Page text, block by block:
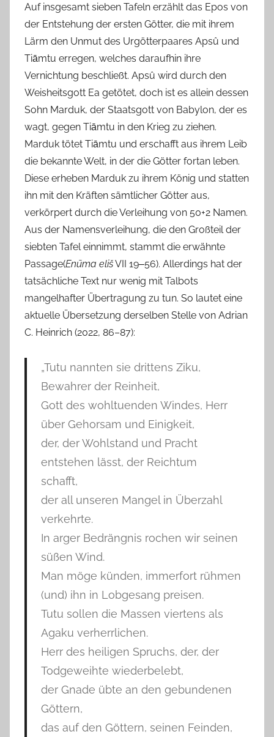
Auf insgesamt sieben Tafeln erzählt das Epos von
der Entstehung der ersten Götter, die mit ihrem
Lärm den Unmut des Urgötterpaares Apsû und
Tiāmtu erregen, welches daraufhin ihre
Vernichtung beschließt. Apsû wird durch den
Weisheitsgott Ea getötet, doch ist es allein dessen
Sohn Marduk, der Staatsgott von Babylon, der es
wagt, gegen Tiāmtu in den Krieg zu ziehen.
Marduk tötet Tiāmtu und erschafft aus ihrem Leib
die bekannte Welt, in der die Götter fortan leben.
Diese erheben Marduk zu ihrem König und statten
ihn mit den Kräften sämtlicher Götter aus,
verkörpert durch die Verleihung von 50+2 Namen.
Aus der Namensverleihung, die den Großteil der
siebten Tafel einnimmt, stammt die erwähnte
Passage(Enūma elišVII 19‒56). Allerdings hat der
tatsächliche Text nur wenig mit Talbots
mangelhafter Übertragung zu tun. So lautet eine
aktuelle Übersetzung derselben Stelle von Adrian
C. Heinrich (2022, 86–87):
„Tutu nannten sie drittens Ziku,
Bewahrer der Reinheit,
Gott des wohltuenden Windes, Herr
über Gehorsam und Einigkeit,
der, der Wohlstand und Pracht
entstehen lässt, der Reichtum
schafft,
der all unseren Mangel in Überzahl
verkehrte.
In arger Bedrängnis rochen wir seinen
süßen Wind.
Man möge künden, immerfort rühmen
(und) ihn in Lobgesang preisen.
Tutu sollen die Massen viertens als
Agaku verherrlichen.
Herr des heiligen Spruchs, der, der
Todgeweihte wiederbelebt,
der Gnade übte an den gebundenen
Göttern,
das auf den Göttern, seinen Feinden,